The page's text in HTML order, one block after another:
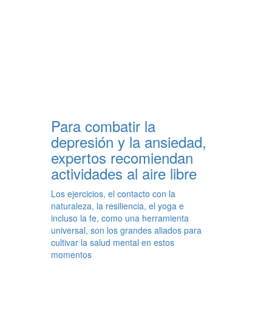
Para combatir la
depresión y la ansiedad,
expertos recomiendan
actividades al aire libre
Los ejercicios, el contacto con la
naturaleza, la resiliencia, el yoga e
incluso la fe, como una herramienta
universal, son los grandes aliados para
cultivar la salud mental en estos
momentos